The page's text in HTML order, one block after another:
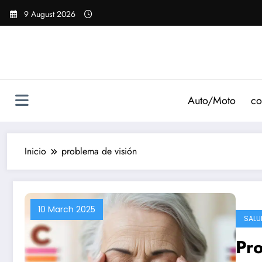
Saltar
9 August 2026
Auto/Moto
Inicio problema de visión
10 March 2025